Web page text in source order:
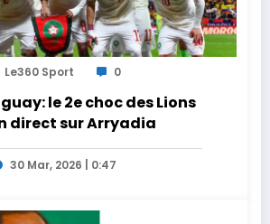
Le360 Sport 0
le 2e choc des Lions
direct sur Arryadia
30 Mar, 2026 | 0:47